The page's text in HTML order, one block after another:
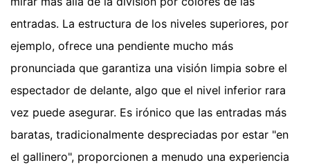
entradas. La estructura de los niveles superiores, por
ejemplo, ofrece una pendiente mucho más
pronunciada que garantiza una visión limpia sobre el
espectador de delante, algo que el nivel inferior rara
vez puede asegurar. Es irónico que las entradas más
baratas, tradicionalmente despreciadas por estar "en
el gallinero", proporcionen a menudo una experiencia